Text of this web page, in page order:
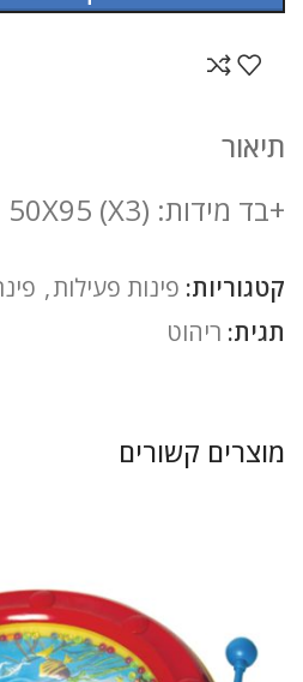
תיאור
+בד מידות: (50X95 (X3
קטגוריות: פינות פעילות,
תגית: ריהוט
מוצרים קשורים